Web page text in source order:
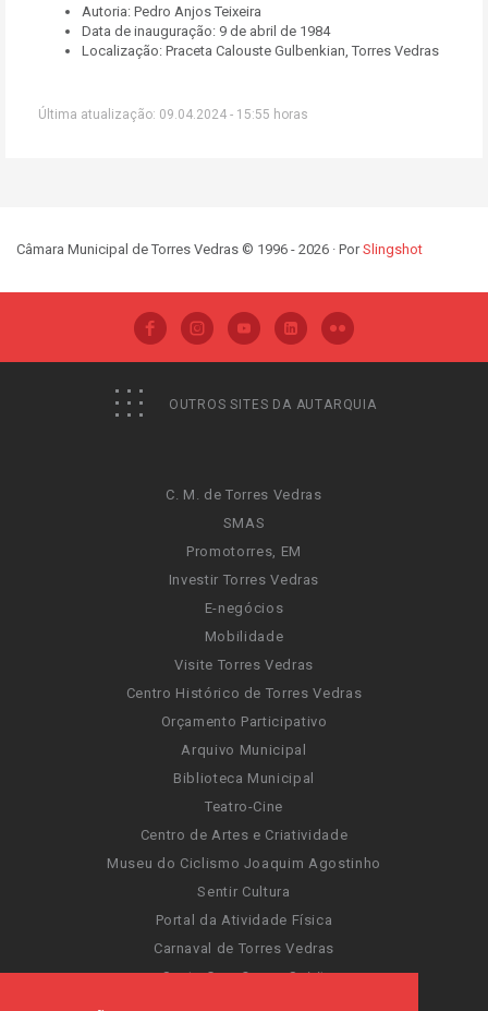
Autoria: Pedro Anjos Teixeira
Data de inauguração: 9 de abril de 1984
Localização: Praceta Calouste Gulbenkian, Torres Vedras
Última atualização: 09.04.2024 - 15:55 horas
Câmara Municipal de Torres Vedras © 1996 - 2026 · PorSlingshot
OUTROS SITES DA AUTARQUIA
C. M. de Torres Vedras
SMAS
Promotorres, EM
Investir Torres Vedras
E-negócios
Mobilidade
Visite Torres Vedras
Centro Histórico de Torres Vedras
Orçamento Participativo
Arquivo Municipal
Biblioteca Municipal
Teatro-Cine
Centro de Artes e Criatividade
Museu do Ciclismo Joaquim Agostinho
Sentir Cultura
Portal da Atividade Física
Carnaval de Torres Vedras
Santa Cruz Ocean Spirit